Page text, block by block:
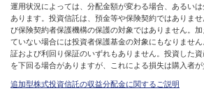
運用状況によっては、分配金額が変わる場合、あるい
あります。投資信託は、預金等や保険契約ではありま
び保険契約者保護機構の保護の対象ではありません。
ていない場合には投資者保護基金の対象にもなりませ
証および利回り保証のいずれもありません。投資した
を下回る場合がありますが、これによる損失は購入者が
追加型株式投資信託の収益分配金に関するご説明